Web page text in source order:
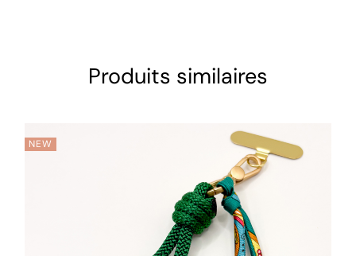
Produits similaires
NEW